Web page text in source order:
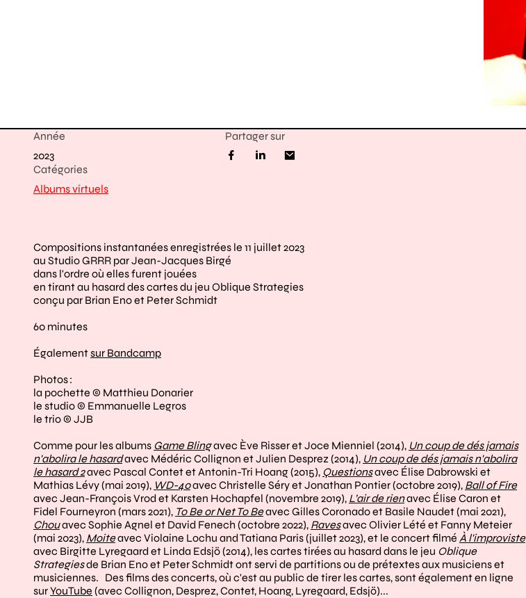
Catégories
Albums virtuels
Année
2023
Partager sur
Compositions instantanées enregistrées le 11 juillet 2023
au Studio GRRR par Jean-Jacques Birgé
dans l'ordre où elles furent jouées
en tirant au hasard des cartes du jeu Oblique Strategies
conçu par Brian Eno et Peter Schmidt
60 minutes
Égalementsur Bandcamp
Photos :
la pochette © Matthieu Donarier
le studio © Emmanuelle Legros
le trio © JJB
Comme pour les albums Game Blingavec Ève Risser et Joce Mienniel (2014), Un coup de dés jamais
n'abolira le hasardavec Médéric Collignon et Julien Desprez (2014), Un coup de dés jamais n'abolira
le hasard 2avec Pascal Contet et Antonin-Tri Hoang (2015), Questionsavec Élise Dabrowski et
Mathias Lévy (mai 2019), WD-40avec Christelle Séry et Jonathan Pontier (octobre 2019), Ball of Fire
avec Jean-François Vrod et Karsten Hochapfel (novembre 2019), L’air de rienavec Élise Caron et
Fidel Fourneyron (mars 2021), To Be or Net To Beavec Gilles Coronado et Basile Naudet (mai 2021),
Chouavec Sophie Agnel et David Fenech (octobre 2022), Ravesavec Olivier Lété et Fanny Meteier
(mai 2023), Moiteavec Violaine Lochu and Tatiana Paris (juillet 2023), et le concert filmé À l'improviste
avec Birgitte Lyregaard et Linda Edsjö (2014), les cartes tirées au hasard dans le jeu Oblique
Strategiesde Brian Eno et Peter Schmidt ont servi de partitions ou de prétextes aux musiciens et
musiciennes. Des films des concerts, où c'est au public de tirer les cartes, sont également en ligne
surYouTube (avec Collignon, Desprez, Contet, Hoang, Lyregaard, Edsjö)...